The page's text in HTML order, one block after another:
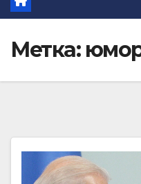
Метка: